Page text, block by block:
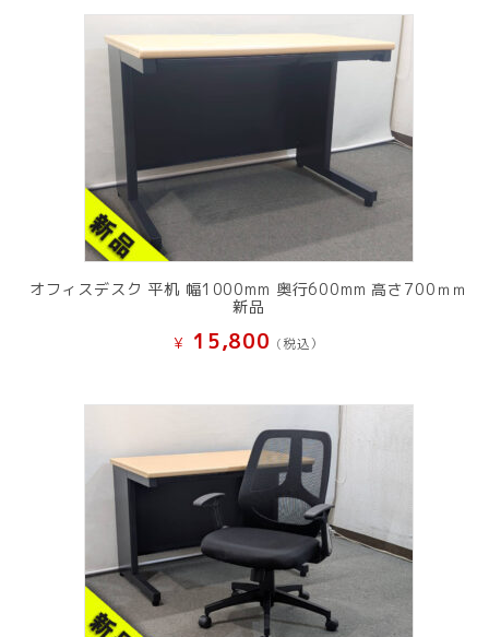
オフィスデスク 平机 幅1000mm 奥行600mm 高さ700ｍｍ
新品
¥ 15,800 (税込）